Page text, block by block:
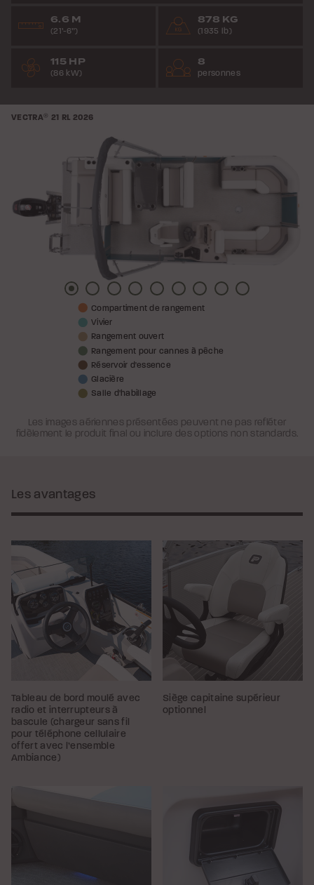
6.6 M
(21’-6”)
878 KG
(1935 lb)
115 HP
(86 kW)
8
personnes
VECTRA® 21 RL 2026
PhotoPhoto
2
Photo
3
Photo
4
Photo
5
Photo
6
Photo
7
PhotoPhoto
Compartiment de rangement
Vivier
Rangement ouvert
Rangement pour cannes à pêche
Réservoir d'essence
Glacière
Salle d'habillage
Les images aériennes présentées peuvent ne pas refléter
fidèlement le produit final ou inclure des options non standards.
Les avantages
Tableau de bord moulé avec
radio et interrupteurs à
bascule (chargeur sans fil
pour téléphone cellulaire
offert avec l’ensemble
Ambiance)
Siège capitaine supérieur
optionnel